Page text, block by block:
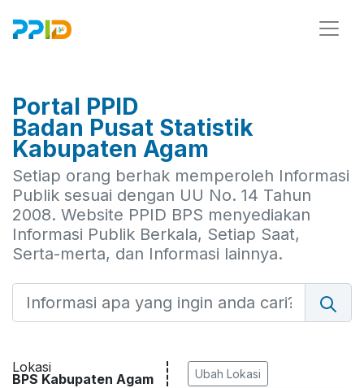
Portal PPID
Badan Pusat Statistik
Kabupaten Agam
Setiap orang berhak memperoleh Informasi
Publik sesuai dengan UU No. 14 Tahun
2008. Website PPID BPS menyediakan
Informasi Publik Berkala, Setiap Saat,
Serta-merta, dan Informasi lainnya.
Lokasi
BPS Kabupaten Agam Ubah Lokasi